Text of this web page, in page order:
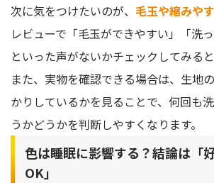
次に気をつけたいのが、 毛玉や縮みや
レビューで「毛玉ができやすい」「洗
といった声がないかチェックしてみる
また、実物を確認できる場合は、生地
かりしているかを見ることで、何回も
うかどうかを判断しやすくなります。
色は睡眠に影響する？結論は「
OK」